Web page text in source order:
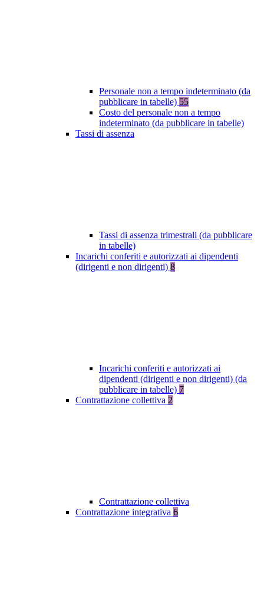
Personale non a tempo indeterminato (da
pubblicare in tabelle) 55
Costo del personale non a tempo
indeterminato (da pubblicare in tabelle)
Tassi di assenza
Tassi di assenza trimestrali (da pubblicare
in tabelle)
Incarichi conferiti e autorizzati ai dipendenti
(dirigenti e non dirigenti) 8
Incarichi conferiti e autorizzati ai
dipendenti (dirigenti e non dirigenti) (da
pubblicare in tabelle) 7
Contrattazione collettiva 2
Contrattazione collettiva
Contrattazione integrativa 6